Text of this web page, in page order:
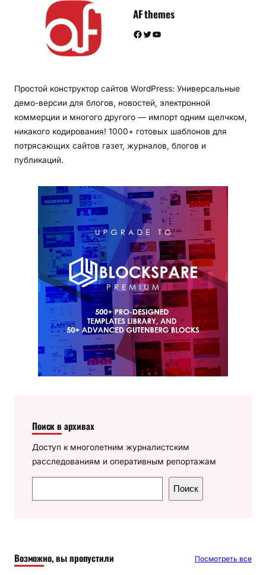
AF themes
Facebook Twitter YouTube
Простой конструктор сайтов WordPress: Универсальные
демо-версии для блогов, новостей, электронной
коммерции и многого другого — импорт одним щелчком,
никакого кодирования! 1000+ готовых шаблонов для
потрясающих сайтов газет, журналов, блогов и
публикаций.
Поиск в архивах
Доступ к многолетним журналистским
расследованиям и оперативным репортажам
о
Поиск
Возможно, вы пропустили Посмотреть все